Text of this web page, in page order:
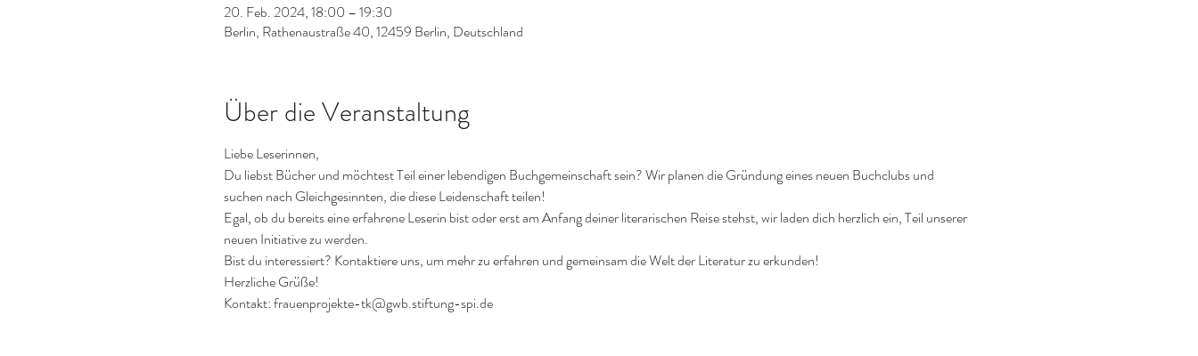
20. Feb. 2024, 18:00 – 19:30
Berlin, Rathenaustraße 40, 12459 Berlin, Deutschland
Über die Veranstaltung
Liebe Leserinnen,
Du liebst Bücher und möchtest Teil einer lebendigen Buchgemeinschaft sein? Wir planen die Gründung eines neuen Buchclubs und
suchen nach Gleichgesinnten, die diese Leidenschaft teilen!
Egal, ob du bereits eine erfahrene Leserin bist oder erst am Anfang deiner literarischen Reise stehst, wir laden dich herzlich ein, Teil unserer
neuen Initiative zu werden.
Bist du interessiert? Kontaktiere uns, um mehr zu erfahren und gemeinsam die Welt der Literatur zu erkunden!
Herzliche Grüße!
Kontakt: frauenprojekte-tk@gwb.stiftung-spi.de